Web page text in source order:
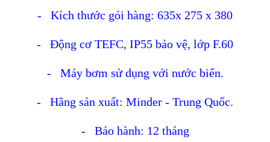
- Kích thước gói hàng: 635x 275 x 380
- Động cơ TEFC, IP55 bảo vệ, lớp F.60
- Máy bơm sử dụng với nước biển.
- Hãng sản xuất: Minder - Trung Quốc.
- Bảo hành: 12 tháng